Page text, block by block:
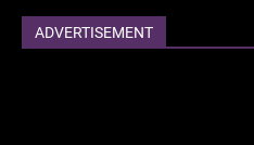
ADVERTISEMENT